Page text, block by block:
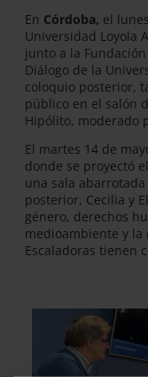
En Córdoba, el
Universidad Loyola
junto a la Fundación
Diálogo de la
coloquio posterior,
público en el salón
Hipólito, moderado
El martes 14 de
donde se proyectó
una sala
posterior, Cecilia y
género, derechos
medioambiente y la
Escaladoras tienen